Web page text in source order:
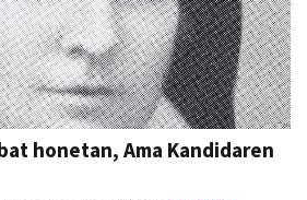
honetan, Ama Kandidaren